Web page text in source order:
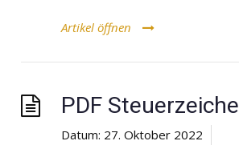
Artikel öffnen
PDF
Datum: 27. Oktober 2022